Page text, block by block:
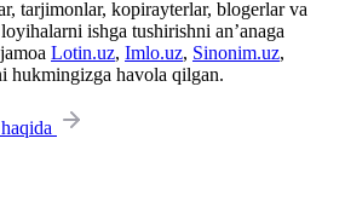
tarjimonlar, kopirayterlar, blogerlar va
ishga tushirishni an’anaga
Lotin.uz, Imlo.uz, Sinonim.uz,
hukmingizga havola qilgan.